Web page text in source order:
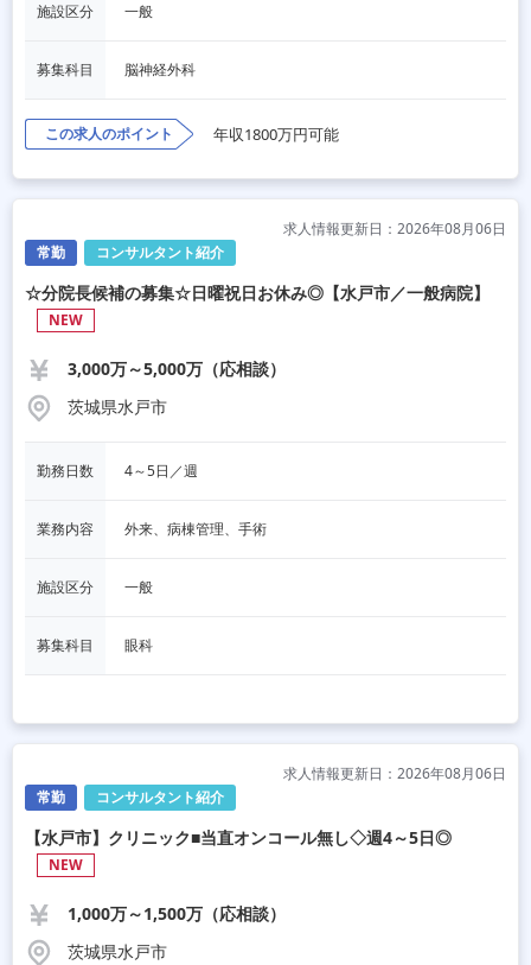
施設区分 一般
募集科目 脳神経外科
この求人のポイント 年収1800万円可能
常勤 コンサルタント紹介
求人情報更新日：2026年08月06日
☆分院長候補の募集☆日曜祝日お休み◎【水戸市／一般病院】
NEW
3,000万～5,000万（応相談）
茨城県水戸市
勤務日数 4～5日／週
業務内容 外来、病棟管理、手術
施設区分 一般
募集科目 眼科
常勤 コンサルタント紹介
求人情報更新日：2026年08月06日
【水戸市】クリニック■当直オンコール無し◇週4～5日◎
NEW
1,000万～1,500万（応相談）
茨城県水戸市